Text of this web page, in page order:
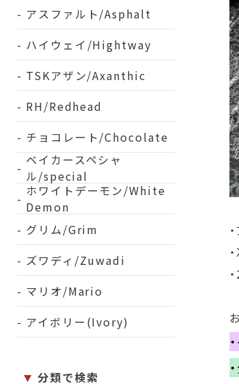
アスファルト/Asphalt
ハイウェイ/Hightway
TSKアザン/Axanthic
RH/Redhead
チョコレート/Chocolate
ベイカースペシャ
ル/special
ホワイトデーモン/White
Demon
グリム/Grim
ズワディ/Zuwadi
マリオ/Mario
アイボリー(Ivory)
分類で検索